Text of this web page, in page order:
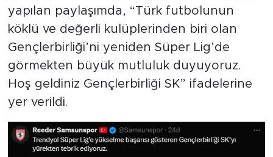
yapılan paylaşımda, “Türk futbolunun
köklü ve değerli kulüplerinden biri olan
Gençlerbirliği’ni yeniden Süper Lig’de
görmekten büyük mutluluk duyuyoruz.
Hoş geldiniz Gençlerbirliği SK” ifadelerine
yer verildi.